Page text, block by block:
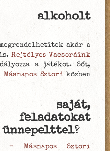
alkoholt
megrendelhetitek akár a
is.Rejtélyes Vacsoráink
a játékot. Sőt,
Sztori közben
saját,
feladatokat
?
- Másnapos Sztori